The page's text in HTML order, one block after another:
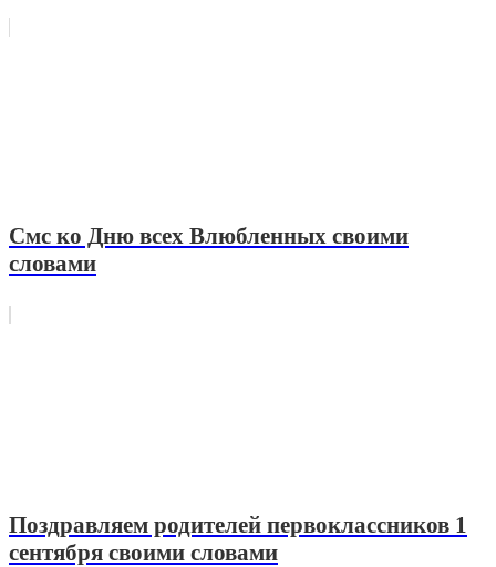
Смс ко Дню всех Влюбленных своими
словами
Поздравляем родителей первоклассников 1
сентября своими словами